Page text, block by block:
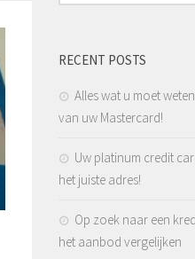
RECENT POSTS
Alles wat u moet
van uw Mastercard!
Uw platinum credit
het juiste adres!
Op zoek naar een
het aanbod vergelijken